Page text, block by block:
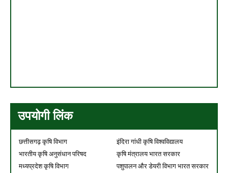
उपयोगी लिंक
छत्तीसगढ़ कृषि विभाग
इंदिरा गांधी कृषि विश्वविद्यालय
भारतीय कृषि अनुसंधान परिषद
कृषि मंत्रालय भारत सरकार
मध्यप्रदेश कृषि विभाग
पशुपालन और डेयरी विभाग भारत सरकार